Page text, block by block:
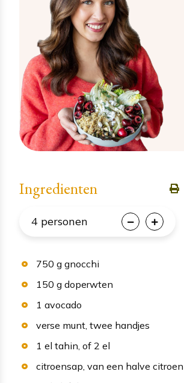
Ingredienten
4 personen
750 g gnocchi
150 g doperwten
1 avocado
verse munt, twee handjes
1 el tahin, of 2 el
citroensap, van een halve citroen